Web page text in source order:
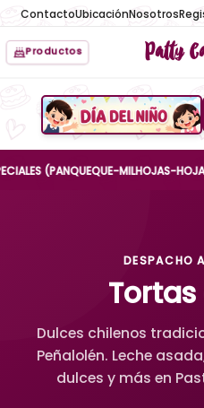
ContactoUbicaciónNosotros
Productos Patty
Boton de
(PANQUEQUE-MILHOJAS-
DESPACHO
Tortas
Dulces chilenos
Peñalolén. Leche
dulces y más en